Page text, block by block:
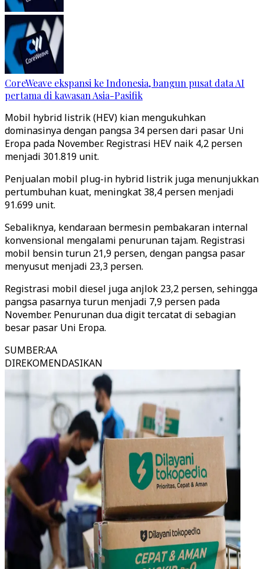
CoreWeave ekspansi ke Indonesia, bangun pusat data AI
pertama di kawasan Asia-Pasifik
Mobil hybrid listrik (HEV) kian mengukuhkan
dominasinya dengan pangsa 34 persen dari pasar Uni
Eropa pada November. Registrasi HEV naik 4,2 persen
menjadi 301.819 unit.
Penjualan mobil plug-in hybrid listrik juga menunjukkan
pertumbuhan kuat, meningkat 38,4 persen menjadi
91.699 unit.
Sebaliknya, kendaraan bermesin pembakaran internal
konvensional mengalami penurunan tajam. Registrasi
mobil bensin turun 21,9 persen, dengan pangsa pasar
menyusut menjadi 23,3 persen.
Registrasi mobil diesel juga anjlok 23,2 persen, sehingga
pangsa pasarnya turun menjadi 7,9 persen pada
November. Penurunan dua digit tercatat di sebagian
besar pasar Uni Eropa.
SUMBER:AA
DIREKOMENDASIKAN